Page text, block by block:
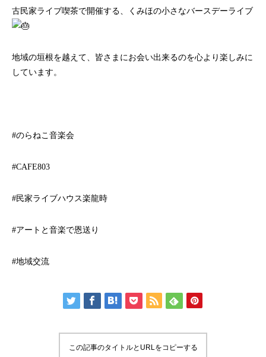
古民家ライブ喫茶で開催する、くみほの小さなバースデーライブ
地域の垣根を越えて、皆さまにお会い出来るのを心より楽しみに
しています。
#のらねこ音楽会
#CAFE803
#民家ライブハウス楽龍時
#アートと音楽で恩送り
#地域交流
この記事のタイトルとURLをコピーする